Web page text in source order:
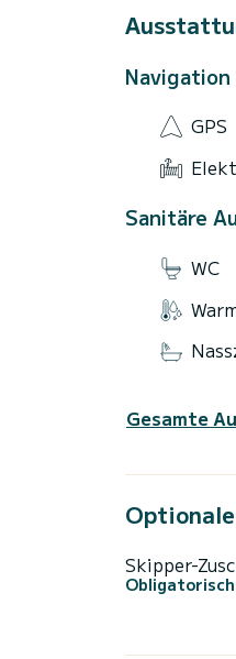
- Badetücher
Navigation
GPS
Sanitäre
WC
Gesamte
Skipper-
Obligatorisch